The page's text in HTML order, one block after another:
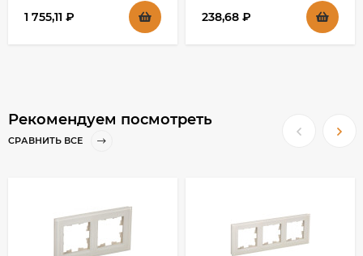
1 755,11 ₽ 238,68 ₽
Рекомендуем посмотреть
СРАВНИТЬ ВСЕ